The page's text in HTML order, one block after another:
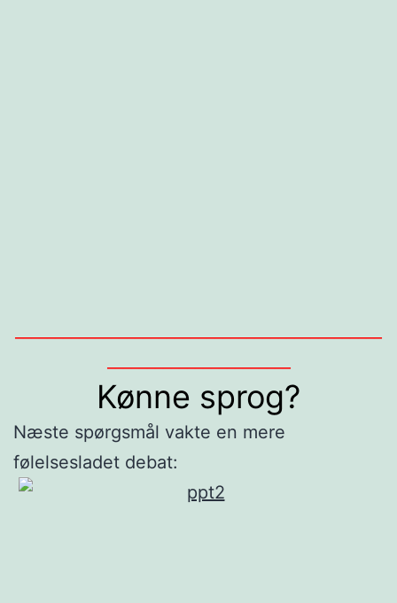
Kønne sprog?
Næste spørgsmål vakte en mere
følelsesladet debat: